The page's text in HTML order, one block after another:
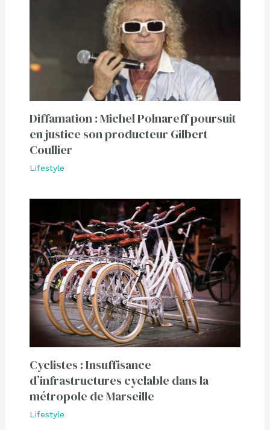
Diffamation : Michel Polnareff poursuit
en justice son producteur Gilbert
Coullier
Lifestyle
Cyclistes : Insuffisance
d’infrastructures cyclable dans la
métropole de Marseille
Lifestyle